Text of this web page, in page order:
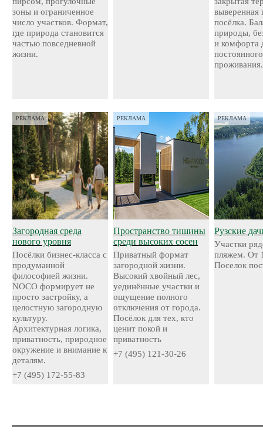
зоны и ограниченное
число участков. Формат,
где природа становится
частью повседневной
жизни.
выверенная
посёлка.
природы,
и комфорта
постоянного
проживания.
РЕКЛАМА
Загородная среда
нового уровня
Посёлки бизнес-класса с
продуманной
философией жизни.
NOCO формирует не
просто застройку, а
целостную загородную
культуру.
Архитектурная логика,
приватность, природное
окружение и внимание к
деталям.
+7 (495) 172-55-83
РЕКЛАМА
Пространство тишины
среди высоких сосен
Приватный формат
загородной жизни.
Высокий хвойный лес,
уединённые участки и
ощущение полного
отключения от города.
Посёлок для тех, кто
ценит покой и
приватность
+7 (495) 121-30-26
РЕКЛАМА
Рузские
Участки
пляжем. От
Поселок